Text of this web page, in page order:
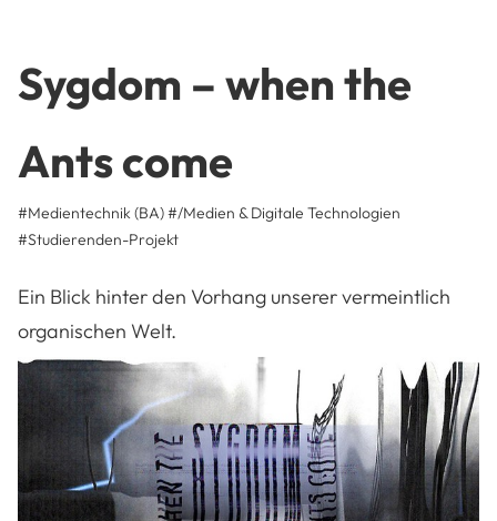
Sygdom – when the
Ants come
#Medientechnik (BA)#/Medien & Digitale Technologien
#Studierenden-Projekt
Ein Blick hinter den Vorhang unserer vermeintlich
organischen Welt.